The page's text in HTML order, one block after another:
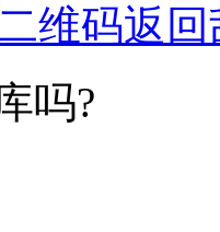
维码返回
吗?